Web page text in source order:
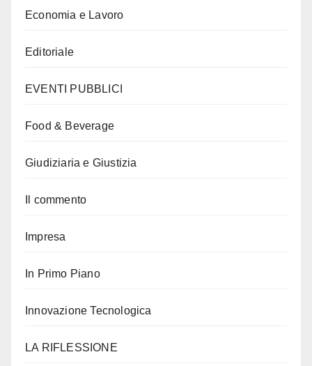
Economia e Lavoro
Editoriale
EVENTI PUBBLICI
Food & Beverage
Giudiziaria e Giustizia
Il commento
Impresa
In Primo Piano
Innovazione Tecnologica
LA RIFLESSIONE